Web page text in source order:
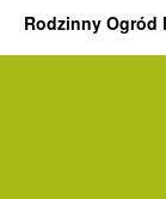
Rodzinny Ogród